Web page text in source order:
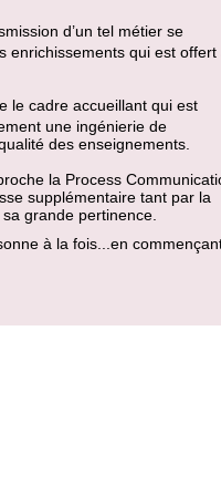
d’un tel métier se
enrichissements qui est offert
le cadre accueillant qui est
une ingénierie de
des enseignements.
la Process
supplémentaire tant par la
grande pertinence.
à la fois...en